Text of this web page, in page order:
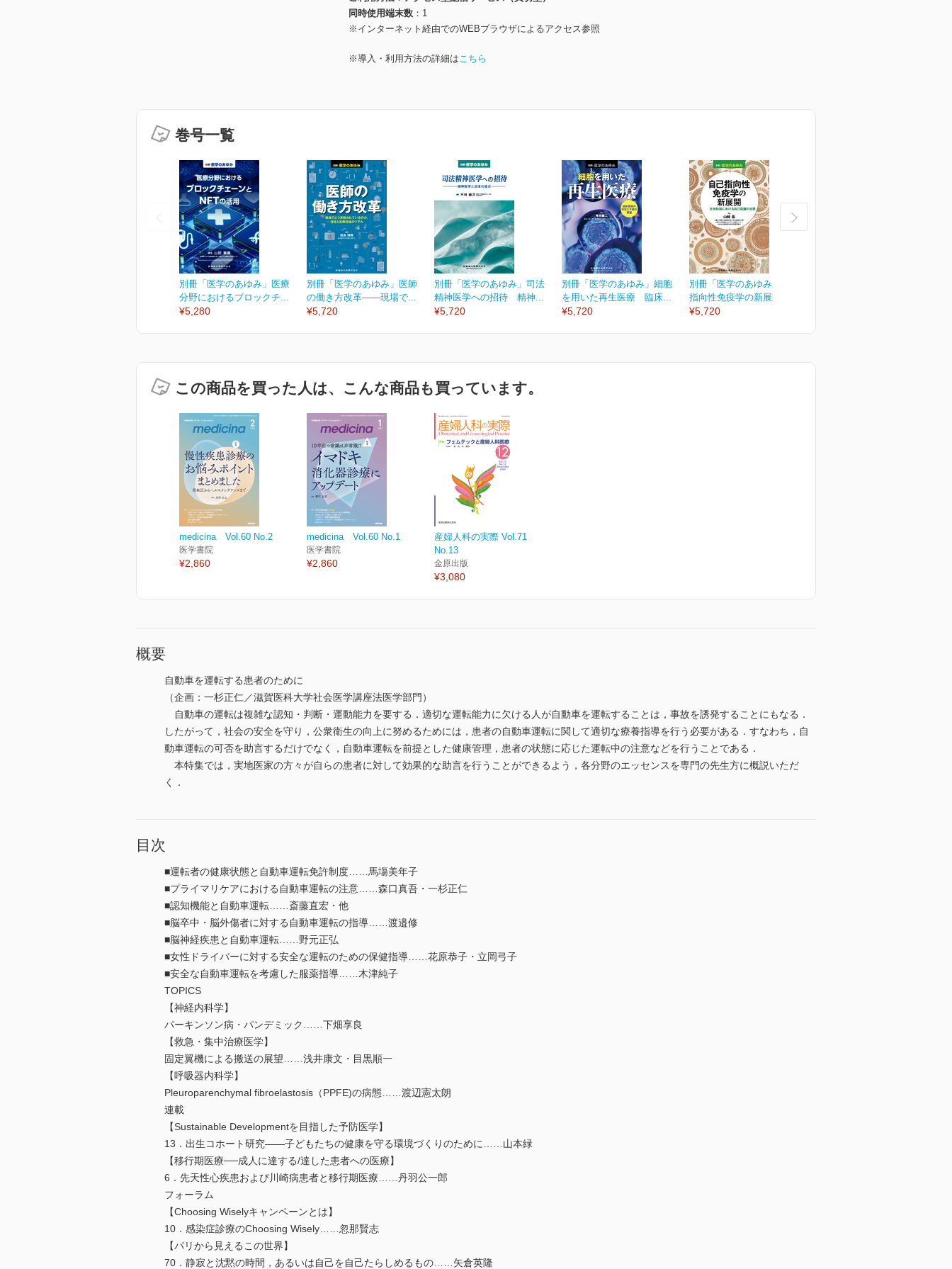
同時使用端末数
1
※インターネット経由でのWEBブラウザによるアクセス参照
※導入・利用方法の詳細はこちら
巻号一覧
別冊「医学のあゆみ」医療
分野におけるブロックチ...
¥5,280
別冊「医学のあゆみ」医師
の働き方改革――現場で...
¥5,720
別冊「医学のあゆみ」司法
精神医学への招待 精神...
¥5,720
別冊「医学のあゆみ」細胞
を用いた再生医療 臨床...
¥5,720
別冊「医学のあゆみ」自己
指向性免疫学の新展開...
¥5,720
この商品を買った人は、こんな商品も買っています。
medicina Vol.60 No.2
医学書院
¥2,860
medicina Vol.60 No.1
医学書院
¥2,860
産婦人科の実際 Vol.71
No.13
金原出版
¥3,080
概要
自動車を運転する患者のために
（企画：一杉正仁／滋賀医科大学社会医学講座法医学部門）
自動車の運転は複雑な認知・判断・運動能力を要する．適切な運転能力に欠ける人が自動車を運転することは，事故を誘発することにもなる．
したがって，社会の安全を守り，公衆衛生の向上に努めるためには，患者の自動車運転に関して適切な療養指導を行う必要がある．すなわち，自
動車運転の可否を助言するだけでなく，自動車運転を前提とした健康管理，患者の状態に応じた運転中の注意などを行うことである．
本特集では，実地医家の方々が自らの患者に対して効果的な助言を行うことができるよう，各分野のエッセンスを専門の先生方に概説いただ
く．
目次
■運転者の健康状態と自動車運転免許制度……馬塲美年子
■プライマリケアにおける自動車運転の注意……森口真吾・一杉正仁
■認知機能と自動車運転……斎藤直宏・他
■脳卒中・脳外傷者に対する自動車運転の指導……渡邉修
■脳神経疾患と自動車運転……野元正弘
■女性ドライバーに対する安全な運転のための保健指導……花原恭子・立岡弓子
■安全な自動車運転を考慮した服薬指導……木津純子
TOPICS
【神経内科学】
パーキンソン病・パンデミック……下畑享良
【救急・集中治療医学】
固定翼機による搬送の展望……浅井康文・目黒順一
【呼吸器内科学】
Pleuroparenchymal fibroelastosis（PPFE)の病態……渡辺憲太朗
連載
【Sustainable Developmentを目指した予防医学】
13．出生コホート研究――子どもたちの健康を守る環境づくりのために……山本緑
【移行期医療──成人に達する/達した患者への医療】
6．先天性心疾患および川崎病患者と移行期医療……丹羽公一郎
フォーラム
【Choosing Wiselyキャンペーンとは】
10．感染症診療のChoosing Wisely……忽那賢志
【パリから見えるこの世界】
70．静寂と沈黙の時間，あるいは自己を自己たらしめるもの……矢倉英隆